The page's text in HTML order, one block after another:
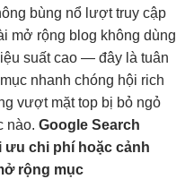
bùng nổ lượt truy cập
mở rộng blog không dùng
suất cao — đây là tuân
nhanh chóng hội rich
vượt mặt top bị bỏ ngỏ
nào. Google Search
ưu chi phí hoặc cảnh
rộng mục